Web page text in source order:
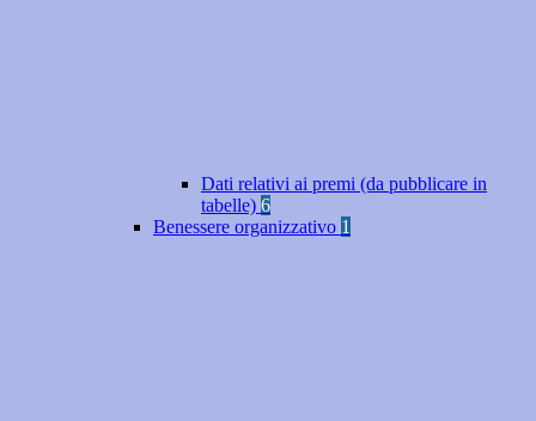
Dati relativi ai premi (da pubblicare in
tabelle) 6
Benessere organizzativo 1